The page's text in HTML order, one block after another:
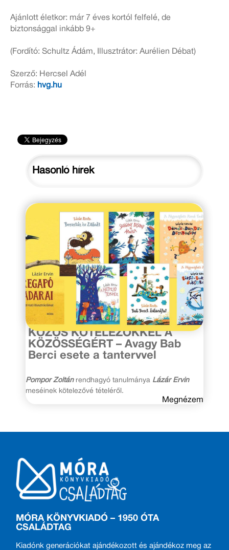
Ajánlott életkor: már 7 éves kortól felfelé, de
biztonsággal inkább 9+
(Fordító: Schultz Ádám, Illusztrátor: Aurélien Débat)
Szerző: Hercsel Adél
Forrás: hvg.hu
Hasonló hírek
2021. február 26.
KÖZÖS KÖTELEZŐKKEL A
KÖZÖSSÉGÉRT – Avagy Bab
Berci esete a tantervvel
Pompor Zoltánrendhagyó tanulmánya Lázár Ervin
meséinek kötelezővé tételéről.
Megnézem
MÓRA KÖNYVKIADÓ – 1950 ÓTA
CSALÁDTAG
Kiadónk generációkat ajándékozott és ajándékoz meg az